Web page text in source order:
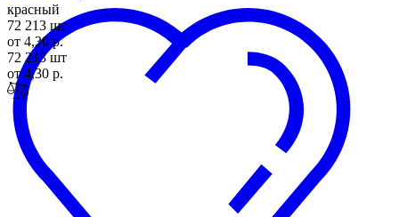
красный
72 213 шт
от 4,30 р.
72 213 шт
от 4,30 р.